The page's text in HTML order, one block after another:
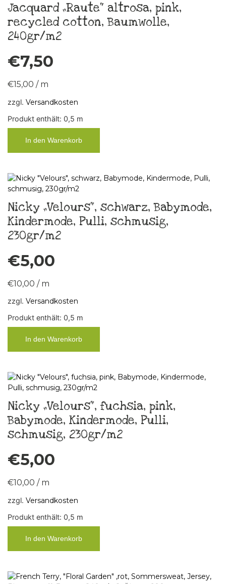
Jacquard „Raute“ altrosa, pink,
recycled cotton, Baumwolle,
240gr/m2
€7,50
€15,00 / m
zzgl. Versandkosten
Produkt enthält: 0,5 m
In den Warenkorb
Nicky „Velours“, schwarz, Babymode,
Kindermode, Pulli, schmusig,
230gr/m2
€5,00
€10,00 / m
zzgl. Versandkosten
Produkt enthält: 0,5 m
In den Warenkorb
Nicky „Velours“, fuchsia, pink,
Babymode, Kindermode, Pulli,
schmusig, 230gr/m2
€5,00
€10,00 / m
zzgl. Versandkosten
Produkt enthält: 0,5 m
In den Warenkorb